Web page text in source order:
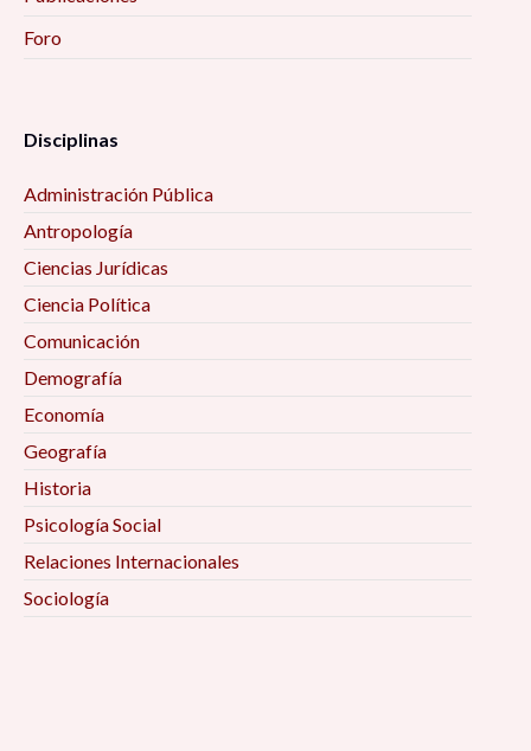
Foro
Disciplinas
Administración Pública
Antropología
Ciencias Jurídicas
Ciencia Política
Comunicación
Demografía
Economía
Geografía
Historia
Psicología Social
Relaciones Internacionales
Sociología